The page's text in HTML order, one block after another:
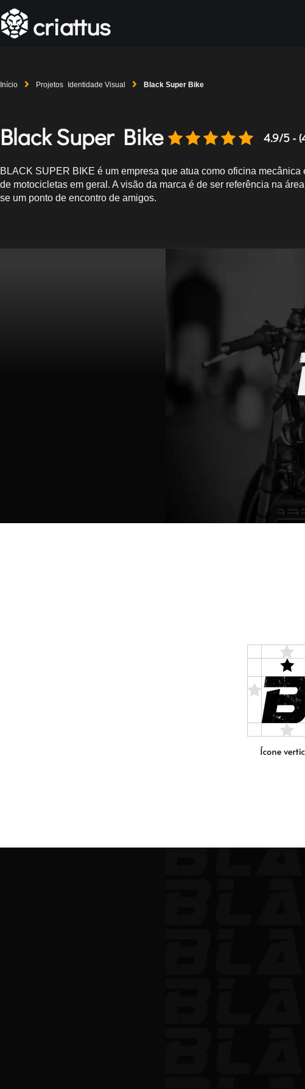
criattus
Início Projetos Identidade Visual Black Super Bike
Black Super Bike 4.9/5 -
BLACK SUPER BIKE é um empresa que atua como oficina
de motocicletas em geral. A visão da marca é de ser referência na
se um ponto de encontro de amigos.